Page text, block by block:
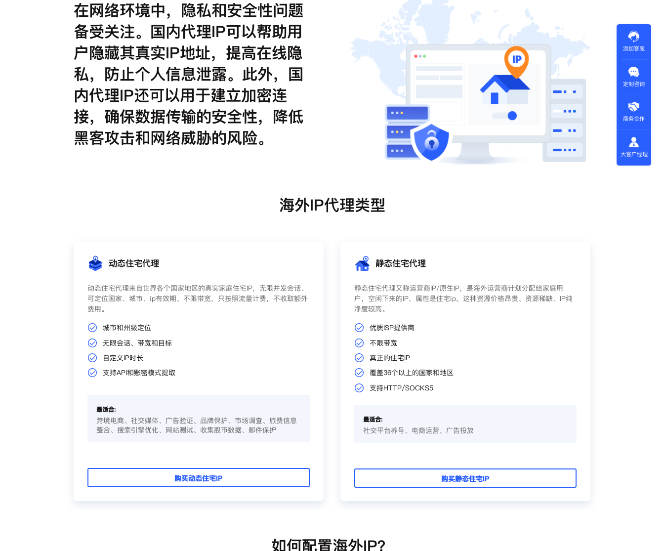
在网络环境中，隐私和安全性问题
备受关注。国内代理IP可以帮助用
户隐藏其真实IP地址，提高在线隐
私，防止个人信息泄露。此外，国
内代理IP还可以用于建立加密连
接，确保数据传输的安全性，降低
黑客攻击和网络威胁的风险。
海外IP代理类型
动态住宅代理
动态住宅代理来自世界各个国家地区的真实家庭住宅IP，无限并发会话、
可定位国家、城市、ip有效期、不限带宽，只按照流量计费，不收取额外
费用。
城市和州级定位
无限会话、带宽和目标
自定义IP时长
支持API和账密模式提取
最适合:
跨境电商、社交媒体、广告验证、品牌保护、市场调查、旅费信息
整合、搜索引擎优化、网站测试、收集股市数据、邮件保护
购买动态住宅IP
静态住宅代理
静态住宅代理又称运营商IP/原生IP，是海外运营商计划分配给家庭用
户，空闲下来的IP，属性是住宅ip，这种资源价格昂贵、资源稀缺、IP纯
净度较高。
优质ISP提供商
不限带宽
真正的住宅IP
覆盖36个以上的国家和地区
支持HTTP/SOCKS5
最适合:
社交平台养号、电商运营、广告投放
购买静态住宅IP
如何配置海外IP？
添加客服
定制咨询
商务合作
大客户经理